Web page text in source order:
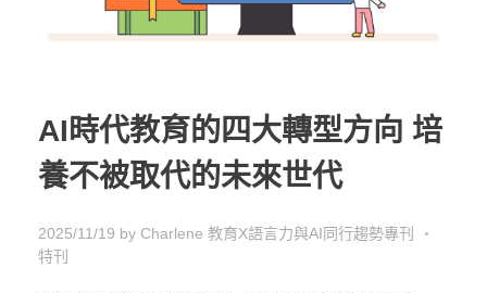
AI時代教育的四大轉型方向 培
養不被取代的未來世代
2025/11/19 by Charlene 教育X語言力與AI同行趨勢專刊
特刊